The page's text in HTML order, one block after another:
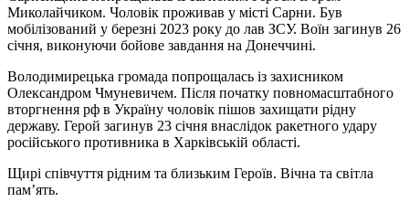
Миколайчиком. Чоловік проживав у місті Сарни. Був
мобілізований у березні 2023 року до лав ЗСУ. Воїн загинув 26
січня, виконуючи бойове завдання на Донеччині.
Володимирецька громада попрощалась із захисником
Олександром Чмуневичем. Після початку повномасштабного
вторгнення рф в Україну чоловік пішов захищати рідну
державу. Герой загинув 23 січня внаслідок ракетного удару
російського противника в Харківській області.
Щирі співчуття рідним та близьким Героїв. Вічна та світла
памʼять.